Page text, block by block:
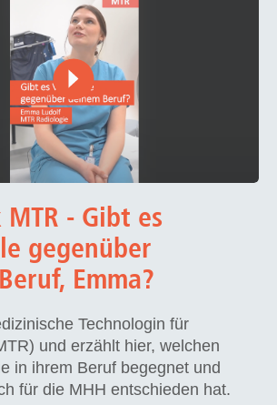
MTR - Gibt es
gegenüber
Emma?
Technologin für
und erzählt hier, welchen
in ihrem Beruf begegnet und
für die MHH entschieden hat.